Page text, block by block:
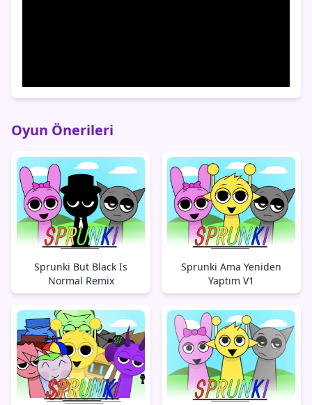
Oyun Önerileri
Sprunki But Black Is
Normal Remix
Sprunki Ama Yeniden
Yaptım V1